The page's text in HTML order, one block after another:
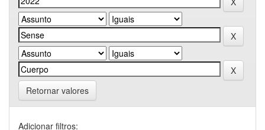
Retornar valores
Adicionar filtros: